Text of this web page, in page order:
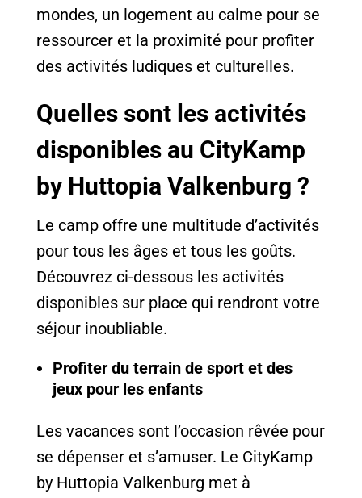
mondes, un logement au calme pour se
ressourcer et la proximité pour profiter
des activités ludiques et culturelles.
Quelles sont les activités
disponibles au CityKamp
by Huttopia Valkenburg ?
Le camp offre une multitude d’activités
pour tous les âges et tous les goûts.
Découvrez ci-dessous les activités
disponibles sur place qui rendront votre
séjour inoubliable.
Profiter du terrain de sport et des
jeux pour les enfants
Les vacances sont l’occasion rêvée pour
se dépenser et s’amuser. Le CityKamp
by Huttopia Valkenburg met à